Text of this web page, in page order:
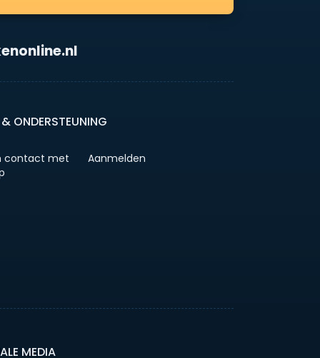
& ONDERSTEUNING
contact met
Aanmelden
MEDIA